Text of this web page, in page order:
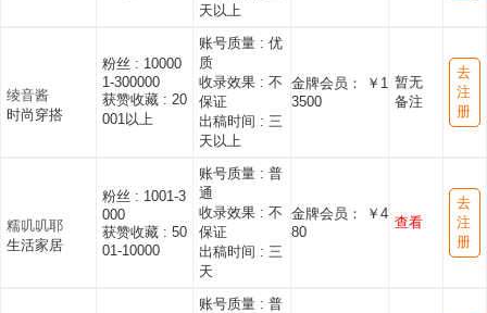
天以上
绫音酱
时尚穿搭
粉丝 : 10000
1-300000
获赞收藏 : 20
001以上
账号质量 : 优
质
收录效果 : 不
保证
出稿时间 : 三
天以上
金牌会员： ￥1
3500
暂无
备注
去
注
册
糯叽叽耶
生活家居
粉丝 : 1001-3
000
获赞收藏 : 50
01-10000
账号质量 : 普
通
收录效果 : 不
保证
出稿时间 : 三
天
金牌会员： ￥4
80
查看
去
注
册
账号质量 : 普